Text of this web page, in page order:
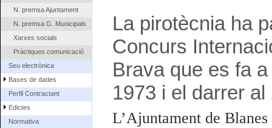
N. premsa Ajuntament
N. premsa G. Municipals
Xarxes socials
Pràctiques comunicació
Seu electrònica
Bases de dades
Perfil Contractant
Edictes
Normativa
La pirotècnia ha
Concurs
Brava que es fa
1973 i el darrer al
L’Ajuntament de